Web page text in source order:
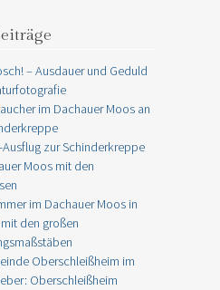
– Ausdauer und Geduld
im Dachauer Moos an
zur Schinderkreppe
Moos mit den
im Dachauer Moos in
den großen
Oberschleißheim im
Oberschleißheim